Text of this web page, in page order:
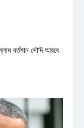
বর্তমান সৌদি আরবে